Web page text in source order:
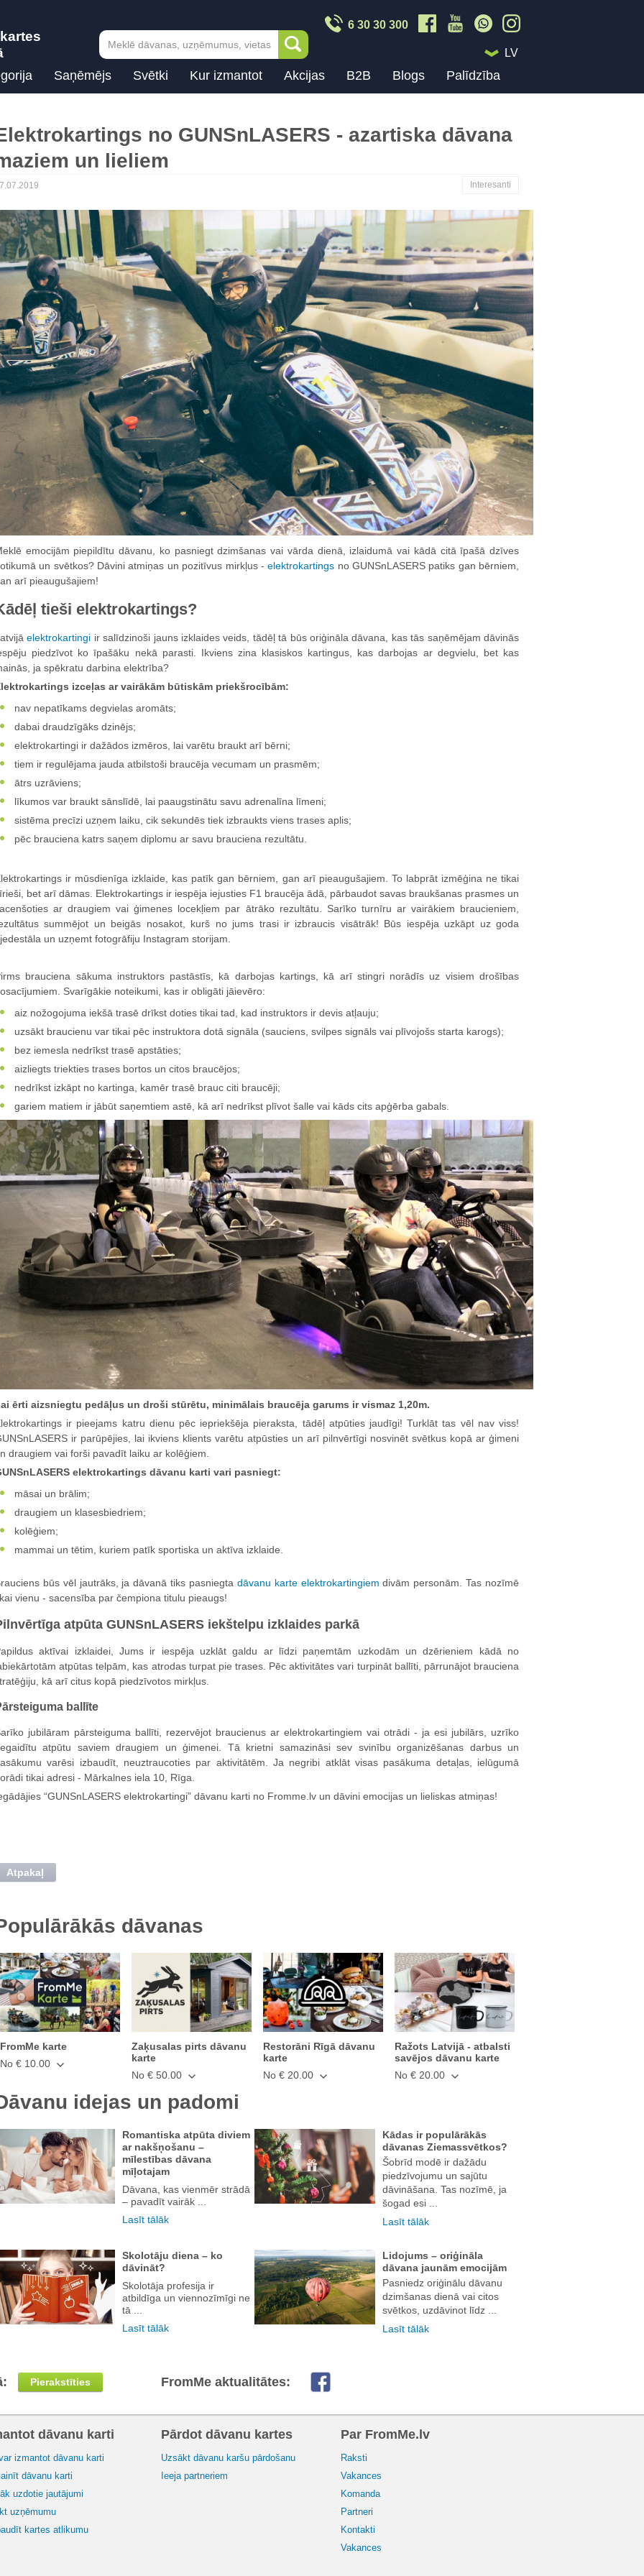
6 30 30 300
LV
Saņēmējs Svētki Kur izmantot Akcijas B2B Blogs Palīdzība
no GUNSnLASERS - azartiska dāvana
un lieliem
Interesanti
emocijām piepildītu dāvanu, ko pasniegt dzimšanas vai vārda dienā, izlaidumā vai kādā citā īpašā dzīves
un svētkos? Dāvini atmiņas un pozitīvus mirkļus -elektrokartings no GUNSnLASERS patiks gan bērniem,
arī pieaugušajiem!
tieši elektrokartings?
elektrokartingi ir salīdzinoši jauns izklaides veids, tādēļ tā būs oriģināla dāvana, kas tās saņēmējam dāvinās
piedzīvot ko īpašāku nekā parasti. Ikviens zina klasiskos kartingus, kas darbojas ar degvielu, bet kas
ja spēkratu darbina elektrība?
izceļas ar vairākām būtiskām priekšrocībām:
nav nepatīkams degvielas aromāts;
dabai draudzīgāks dzinējs;
elektrokartingi ir dažādos izmēros, lai varētu braukt arī bērni;
tiem ir regulējama jauda atbilstoši braucēja vecumam un prasmēm;
ātrs uzrāviens;
līkumos var braukt sānslīdē, lai paaugstinātu savu adrenalīna līmeni;
sistēma precīzi uzņem laiku, cik sekundēs tiek izbraukts viens trases aplis;
pēc brauciena katrs saņem diplomu ar savu brauciena rezultātu.
ir mūsdienīga izklaide, kas patīk gan bērniem, gan arī pieaugušajiem. To labprāt izmēģina ne tikai
bet arī dāmas. Elektrokartings ir iespēja iejusties F1 braucēja ādā, pārbaudot savas braukšanas prasmes un
ar draugiem vai ģimenes locekļiem par ātrāko rezultātu. Sarīko turnīru ar vairākiem braucieniem,
summējot un beigās nosakot, kurš no jums trasi ir izbraucis visātrāk! Būs iespēja uzkāpt uz goda
un uzņemt fotogrāfiju Instagram storijam.
brauciena sākuma instruktors pastāstīs, kā darbojas kartings, kā arī stingri norādīs uz visiem drošības
Svarīgākie noteikumi, kas ir obligāti jāievēro:
aiz nožogojuma iekšā trasē drīkst doties tikai tad, kad instruktors ir devis atļauju;
uzsākt braucienu var tikai pēc instruktora dotā signāla (sauciens, svilpes signāls vai plīvojošs starta karogs);
bez iemesla nedrīkst trasē apstāties;
aizliegts triekties trases bortos un citos braucējos;
nedrīkst izkāpt no kartinga, kamēr trasē brauc citi braucēji;
gariem matiem ir jābūt saņemtiem astē, kā arī nedrīkst plīvot šalle vai kāds cits apģērba gabals.
ērti aizsniegtu pedāļus un droši stūrētu, minimālais braucēja garums ir vismaz 1,20m.
ir pieejams katru dienu pēc iepriekšēja pieraksta, tādēļ atpūties jaudīgi! Turklāt tas vēl nav viss!
ir parūpējies, lai ikviens klients varētu atpūsties un arī pilnvērtīgi nosvinēt svētkus kopā ar ģimeni
draugiem vai forši pavadīt laiku ar kolēģiem.
elektrokartings dāvanu karti vari pasniegt:
māsai un brālim;
draugiem un klasesbiedriem;
kolēģiem;
mammai un tētim, kuriem patīk sportiska un aktīva izklaide.
būs vēl jautrāks, ja dāvanā tiks pasniegta dāvanu karte elektrokartingiem divām personām. Tas nozīmē
vienu - sacensība par čempiona titulu pieaugs!
atpūta GUNSnLASERS iekštelpu izklaides parkā
aktīvai izklaidei, Jums ir iespēja uzklāt galdu ar līdzi paņemtām uzkodām un dzērieniem kādā no
atpūtas telpām, kas atrodas turpat pie trases. Pēc aktivitātes vari turpināt ballīti, pārrunājot brauciena
kā arī citus kopā piedzīvotos mirkļus.
ballīte
jubilāram pārsteiguma ballīti, rezervējot braucienus ar elektrokartingiem vai otrādi - ja esi jubilārs, uzrīko
atpūtu saviem draugiem un ģimenei. Tā krietni samazināsi sev svinību organizēšanas darbus un
varēsi izbaudīt, neuztraucoties par aktivitātēm. Ja negribi atklāt visas pasākuma detaļas, ielūgumā
tikai adresi - Mārkalnes iela 10, Rīga.
“GUNSnLASERS elektrokartingi” dāvanu karti no Fromme.lv un dāvini emocijas un lieliskas atmiņas!
Atpakaļ
dāvanas
FromMe karte
No € 10.00
Zaķusalas pirts dāvanu
karte
No € 50.00
Restorāni Rīgā dāvanu
karte
No € 20.00
Ražots Latvijā - atbalsti
savējos dāvanu karte
No € 20.00
idejas un padomi
Romantiska atpūta diviem
ar nakšņošanu –
mīlestības dāvana
mīļotajam
Dāvana, kas vienmēr strādā
– pavadīt vairāk ...
Lasīt tālāk
Kādas ir populārākās
dāvanas Ziemassvētkos?
Šobrīd modē ir dažādu
piedzīvojumu un sajūtu
dāvināšana. Tas nozīmē, ja
šogad esi ...
Lasīt tālāk
Skolotāju diena – ko
dāvināt?
Skolotāja profesija ir
atbildīga un viennozīmīgi ne
tā ...
Lasīt tālāk
Lidojums – oriģināla
dāvana jaunām emocijām
Pasniedz oriģinālu dāvanu
dzimšanas dienā vai citos
svētkos, uzdāvinot līdz ...
Lasīt tālāk
FromMe aktualitātes:
Pierakstīties
dāvanu karti
izmantot dāvanu karti
dāvanu karti
uzdotie jautājumi
uzņēmumu
kartes atlikumu
Pārdot dāvanu kartes
Uzsākt dāvanu karšu pārdošanu
Ieeja partneriem
Par FromMe.lv
Raksti
Vakances
Komanda
Partneri
Kontakti
Vakances